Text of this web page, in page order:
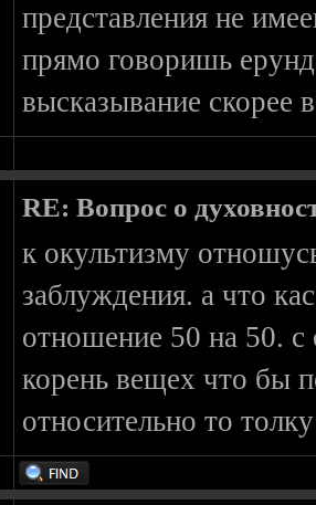
представления не
прямо говоришь
высказывание скорее
RE: Вопрос о
к окультизму
заблуждения. а что
отношение 50 на 50. с
корень вещех что бы
относительно то